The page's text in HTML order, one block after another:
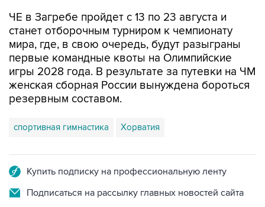
ЧЕ в Загребе пройдет с 13 по 23 августа и
станет отборочным турниром к чемпионату
мира, где, в свою очередь, будут разыграны
первые командные квоты на Олимпийские
игры 2028 года. В результате за путевки на ЧМ
женская сборная России вынуждена бороться
резервным составом.
спортивная гимнастика Хорватия
Купить подписку на профессиональную ленту
Подписаться на рассылку главных новостей сайта